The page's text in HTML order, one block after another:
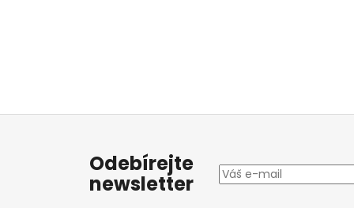
Odebírejte
newsletter